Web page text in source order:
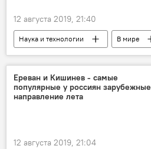
12 августа 2019, 21:40
Наука и технологии
В мире
Новости
звездопад
Ереван и Кишинев - самые
популярные у россиян зарубежные
направление лета
12 августа 2019, 21:04